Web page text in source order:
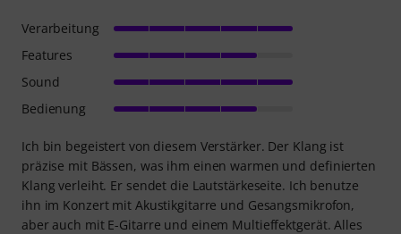
Ich bin begeistert von diesem Verstärker. Der Klang ist
präzise mit Bässen, was ihm einen warmen und definierten
Klang verleiht. Er sendet die Lautstärkeseite. Ich benutze
ihn im Konzert mit Akustikgitarre und Gesangsmikrofon,
aber auch mit E-Gitarre und einem Multieffektgerät. Alles
Verarbeitung
Features
Sound
Bedienung